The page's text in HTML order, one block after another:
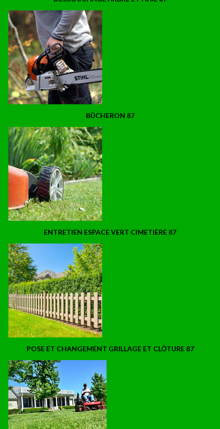
BÛCHERON 87
ENTRETIEN ESPACE VERT CIMETIÈRE 87
POSE ET CHANGEMENT GRILLAGE ET CLÔTURE 87